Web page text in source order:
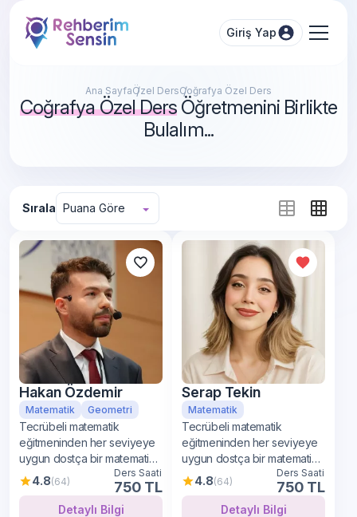
Giriş Yap
Ana SayfaÖzel DersCoğrafya Özel Ders
Coğrafya Özel DersÖğretmenini Birlikte
Bulalım...
Sırala Puana Göre
Hakan Özdemir
Matematik Geometri
Tecrübeli matematik
eğitmeninden her seviyeye
uygun dostça bir matematik
öğrenimi
4.8(64)
Ders Saati
750 TL
Detaylı Bilgi
Serap Tekin
Matematik
Tecrübeli matematik
eğitmeninden her seviyeye
uygun dostça bir matematik
öğrenimi
4.8(64)
Ders Saati
750 TL
Detaylı Bilgi